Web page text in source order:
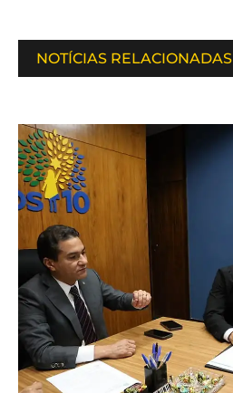
NOTÍCIAS RELACIONADAS